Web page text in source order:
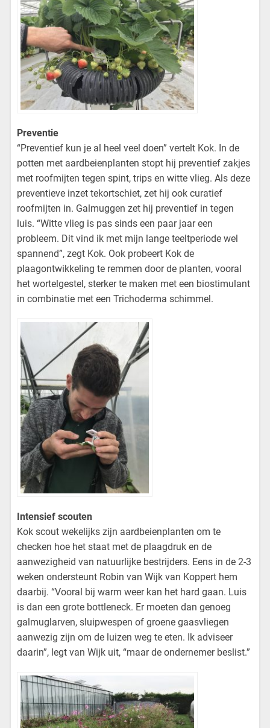
Preventie
“Preventief kun je al heel veel doen” vertelt Kok. In de
potten met aardbeienplanten stopt hij preventief zakjes
met roofmijten tegen spint, trips en witte vlieg. Als deze
preventieve inzet tekortschiet, zet hij ook curatief
roofmijten in. Galmuggen zet hij preventief in tegen
luis. “Witte vlieg is pas sinds een paar jaar een
probleem. Dit vind ik met mijn lange teeltperiode wel
spannend”, zegt Kok. Ook probeert Kok de
plaagontwikkeling te remmen door de planten, vooral
het wortelgestel, sterker te maken met een biostimulant
in combinatie met een Trichoderma schimmel.
Intensief scouten
Kok scout wekelijks zijn aardbeienplanten om te
checken hoe het staat met de plaagdruk en de
aanwezigheid van natuurlijke bestrijders. Eens in de 2-3
weken ondersteunt Robin van Wijk van Koppert hem
daarbij. “Vooral bij warm weer kan het hard gaan. Luis
is dan een grote bottleneck. Er moeten dan genoeg
galmuglarven, sluipwespen of groene gaasvliegen
aanwezig zijn om de luizen weg te eten. Ik adviseer
daarin”, legt van Wijk uit, “maar de ondernemer beslist.”